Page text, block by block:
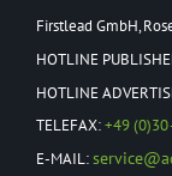
Firstlead GmbH,
HOTLINE
HOTLINE
TELEFAX:+49
E-MAIL: